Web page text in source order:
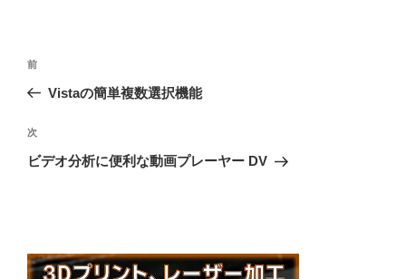
投
ビ
ゲ
ン
前
の
稿
前
Vistaの簡単複数選択機能
次
の
次
ビデオ分析に便利な動画プレーヤー DV